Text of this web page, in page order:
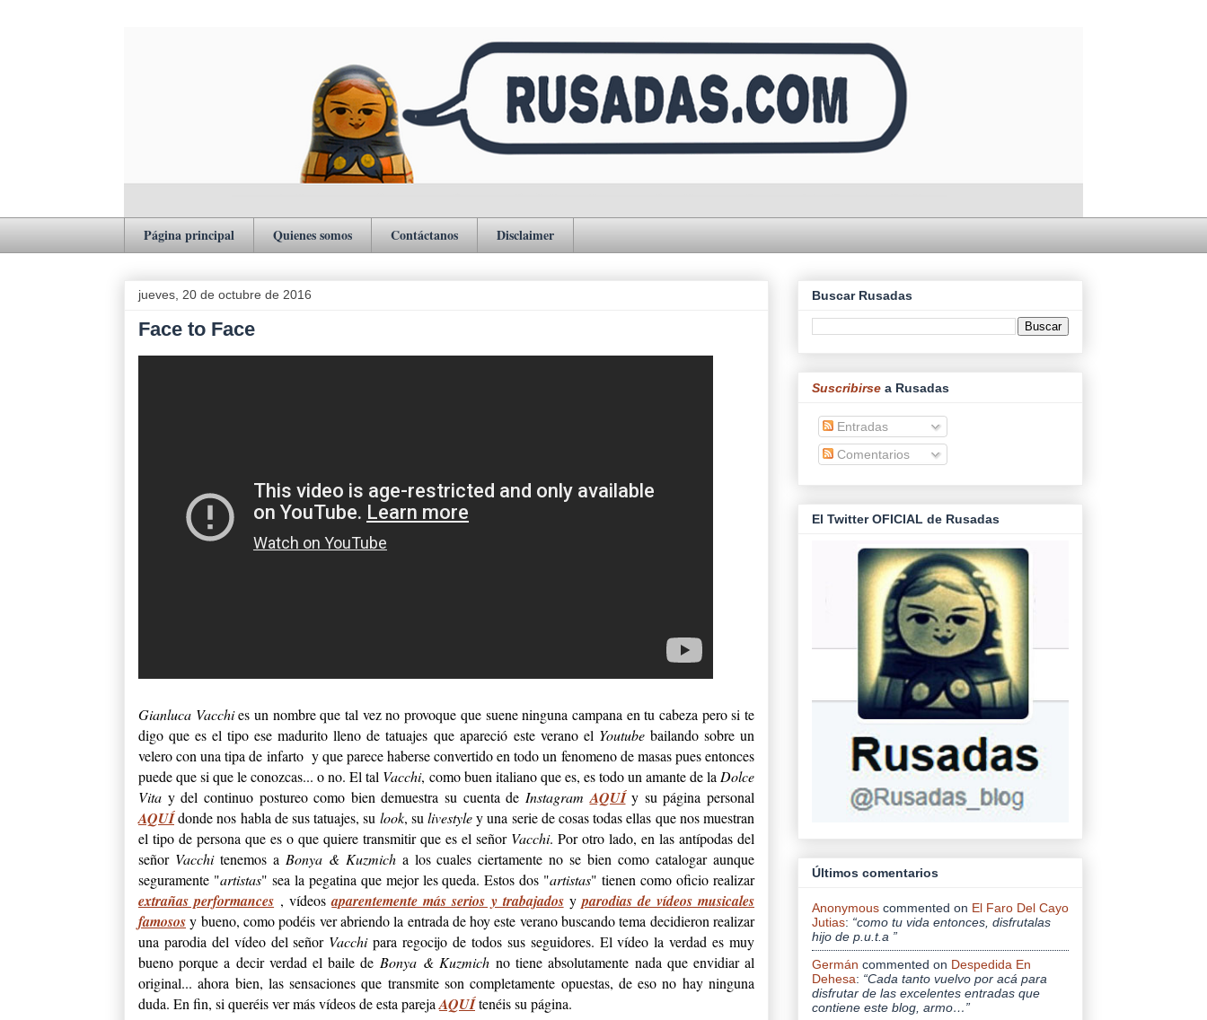
Página principal Quienes somos Contáctanos Disclaimer
jueves, 20 de octubre de 2016
Face to Face
Gianluca Vacchies un nombre que tal vez no provoque que suene ninguna campana en tu cabeza pero si te
digo que es el tipo ese madurito lleno de tatuajes que apareció este verano el Youtube bailando sobre un
velero con una tipa de infarto y que parece haberse convertido en todo un fenomeno de masas pues entonces
puede que si que le conozcas... o no. El tal Vacchi, como buen italiano que es, es todo un amante de la Dolce
Vita y del continuo postureo como bien demuestra su cuenta de Instagram AQUÍy su página personal
AQUÍdonde nos habla de sus tatuajes, su look, sulivestyley una serie de cosas todas ellas que nos muestran
el tipo de persona que es o que quiere transmitir que es el señor Vacchi. Por otro lado, en las antípodas del
señor Vacchi tenemos a Bonya & Kuzmicha los cuales ciertamente no se bien como catalogar aunque
seguramente "artistas" sea la pegatina que mejor les queda. Estos dos "artistas" tienen como oficio realizar
extrañas performances , vídeosaparentemente más serios y trabajadosy parodias de vídeos musicales
famososy bueno, como podéis ver abriendo la entrada de hoy este verano buscando tema decidieron realizar
una parodia del vídeo del señor Vacchipara regocijo de todos sus seguidores. El vídeo la verdad es muy
bueno porque a decir verdad el baile de Bonya & Kuzmichno tiene absolutamente nada que envidiar al
original... ahora bien, las sensaciones que transmite son completamente opuestas, de eso no hay ninguna
duda. En fin, si queréis ver más vídeos de esta pareja AQUÍtenéis su página.
Buscar Rusadas
Suscribirse a Rusadas
Entradas
Comentarios
El Twitter OFICIAL de Rusadas
Últimos comentarios
Anonymous commented on El Faro Del Cayo
Jutias: “como tu vida entonces, disfrutalas
hijo de p.u.t.a ”
Germán commented on Despedida En
Dehesa: “Cada tanto vuelvo por acá para
disfrutar de las excelentes entradas que
contiene este blog, armo…”